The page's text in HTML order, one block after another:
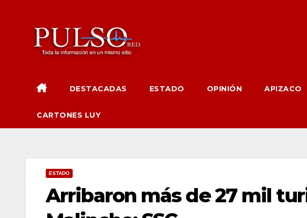
DESTACADAS ESTADO OPINIÓN APIZACO
CARTONES LUY
ESTADO
Arribaron más de 27 mil